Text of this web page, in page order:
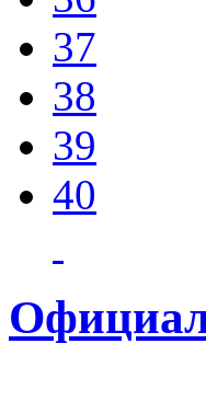
37
38
39
40